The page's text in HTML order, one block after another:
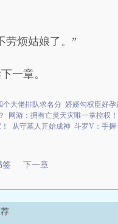
劳烦姑娘了。”
一章。
个大佬排队求名分 娇娇勾权臣好
网游：拥有亡灵天灾唯一掌控权！
从守墓人开始成神 斗罗V：手握
签 下一章